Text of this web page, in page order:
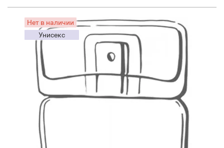
Нет в наличии
Унисекс